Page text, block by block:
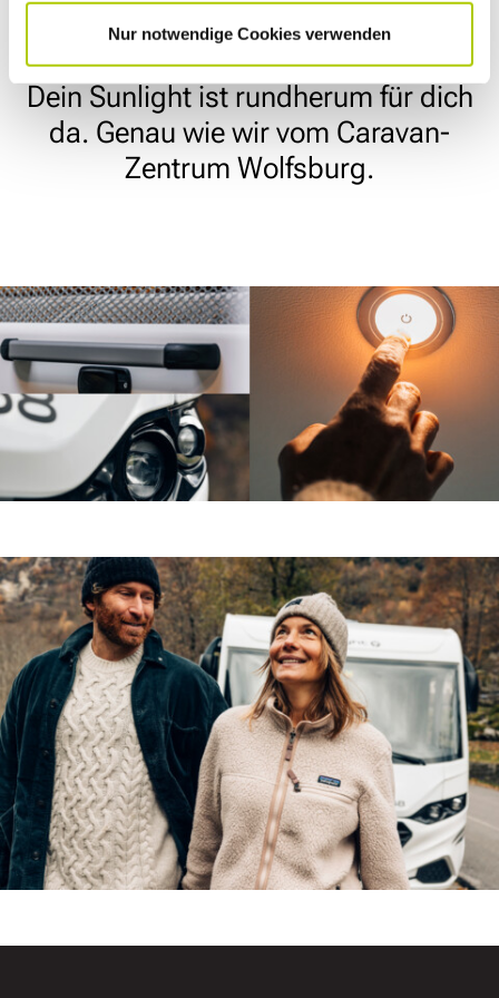
Nur notwendige Cookies verwenden
Du liebst deinen Sunlight und dein
Sunlight liebt dich – mit jedem Detail:
Dein Sunlight ist rundherum für dich
da. Genau wie wir vom Caravan-
Zentrum Wolfsburg.